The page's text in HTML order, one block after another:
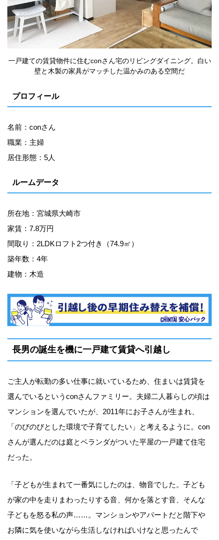
一戸建ての賃貸物件に住むconさん宅のリビングダイニング。白い
壁と木製の家具がマッチした温かみのある空間だ
プロフィール
名前：conさん
職業：主婦
居住形態：5人
ルームデータ
所在地：宮城県大崎市
家賃：7.8万円
間取り：2LDKロフト2つ付き（74.9㎡）
築年数：4年
建物：木造
長男の誕生を機に一戸建て賃貸へ引越し
ご主人が転勤の多い仕事に就いているため、住まいは賃貸を
選んでいるというconさんファミリー。夫婦二人暮らしの頃は
マンションを選んでいたが、2011年にお子さんが生まれ、
「のびのびとした環境で子育てしたい」と考えるように。con
さんが選んだのは庭とベランダがついた平屋の一戸建て住宅
だった。
「子どもが生まれて一番気にしたのは、物音でした。子ども
が家の中を走りまわったりする音、何かを落とす音、そんな
子どもを怒る私の声……。マンションやアパートだと階下や
お隣に気を使いながら生活しなければいけなと思ったんで